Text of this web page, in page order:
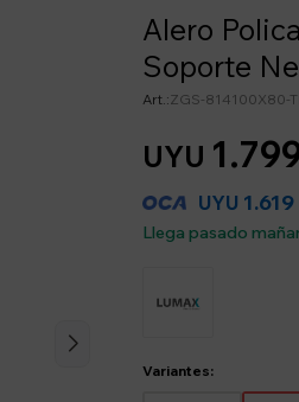
Alero
Soporte
ZGS-814100X80-
UYU
UYU 1.619
Llega pasado
Variantes: